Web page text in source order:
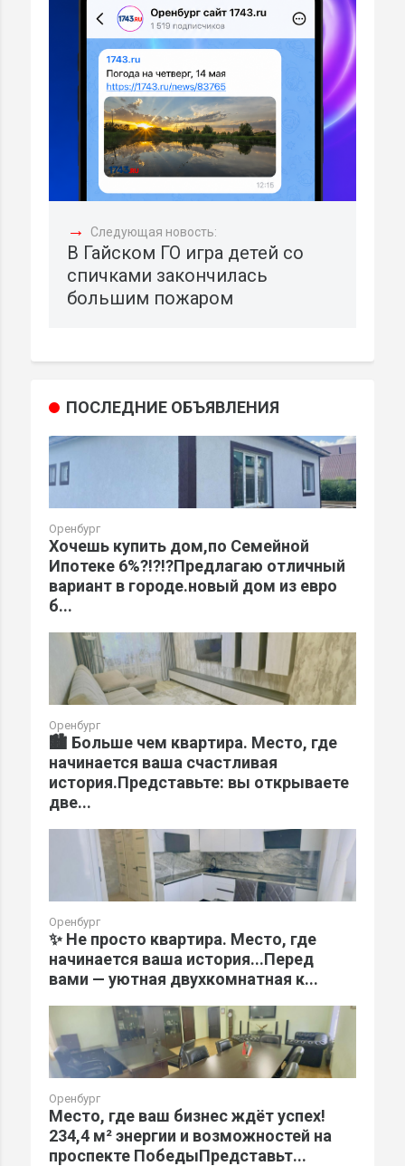
→ Следующая новость:
В Гайском ГО игра детей со
спичками закончилась
большим пожаром
ПОСЛЕДНИЕ ОБЪЯВЛЕНИЯ
Оренбург
Хочешь купить дом,по Семейной
Ипотеке 6%?!?!?Предлагаю отличный
вариант в городе.новый дом из евро
б...
Оренбург
🏙️ Больше чем квартира. Место, где
начинается ваша счастливая
история.Представьте: вы открываете
две...
Оренбург
✨ Не просто квартира. Место, где
начинается ваша история...Перед
вами — уютная двухкомнатная к...
Оренбург
Место, где ваш бизнес ждёт успех!
234,4 м² энергии и возможностей на
проспекте ПобедыПредставьт...